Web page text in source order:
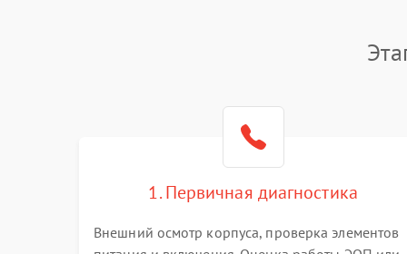
1. Первичная диагностика
Внешний осмотр корпуса, проверка элементов